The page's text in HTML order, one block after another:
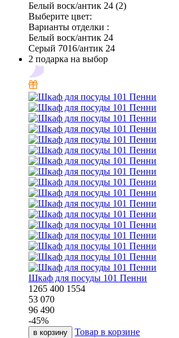
Белый воск/антик 24 (2)
Выберите цвет:
Варианты отделки :
Белый воск/антик 24
Серый 7016/антик 24
2 подарка на выбор
Шкаф для посуды 101 Пенни
1265 400 1554
53 070
96 490
-45%
в корзину Товар в корзине